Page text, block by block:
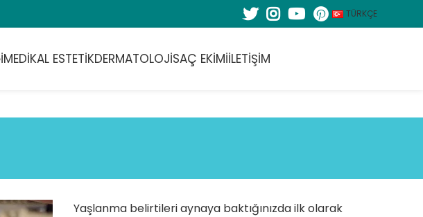
TÜRKÇE
MEDIKAL ESTETIKDERMATOLOJISAÇ EKIMIİLETIŞIM
Yaşlanma belirtileri aynaya baktığınızda ilk olarak